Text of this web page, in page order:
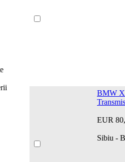
BMW
EUR
Sibiu -